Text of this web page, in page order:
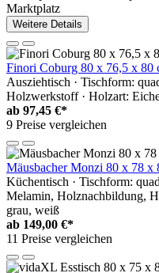
Marktplatz
Weitere Details
Finori Coburg 80 x 76,5 x 80
Ausziehtisch · Tischform:
Holzwerkstoff · Holzart:
ab 97,45 €*
9 Preise vergleichen
Mäusbacher Monzi 80 x 78 x
Küchentisch · Tischform:
Melamin, Holznachbildung,
grau, weiß
ab 149,00 €*
11 Preise vergleichen